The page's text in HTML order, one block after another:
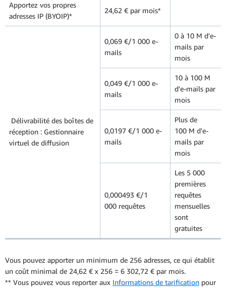
Apportez vos propres
adresses IP (BYOIP)*
24,62 € par mois*
Délivrabilité des boîtes de
réception : Gestionnaire
virtuel de diffusion
0,069 €/1 000 e-
mails
0 à 10 M d'e-
mails par
mois
0,049 €/1 000 e-
mails
10 à 100 M
d'e-mails par
mois
0,0197 €/1 000 e-
mails
Plus de
100 M d'e-
mails par
mois
0,000493 €/1
000 requêtes
Les 5 000
premières
requêtes
mensuelles
sont
gratuites
Vous pouvez apporter un minimum de 256 adresses, ce qui établit
un coût minimal de 24,62 € x 256 = 6 302,72 € par mois.
** Vous pouvez vous reporter aux Informations de tarification pour